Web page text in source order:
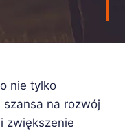
nie tylko
na rozwój
zwiększenie